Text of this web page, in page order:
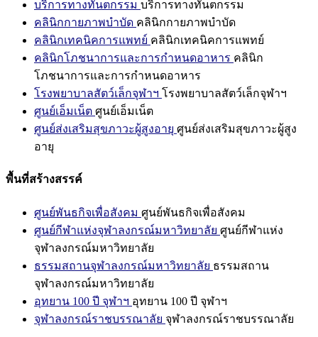
บริการทางทันตกรรม บริการทางทันตกรรม
คลินิกกายภาพบำบัด คลินิกกายภาพบำบัด
คลินิกเทคนิคการแพทย์ คลินิกเทคนิคการแพทย์
คลินิกโภชนาการและการกำหนดอาหาร คลินิก
โภชนาการและการกำหนดอาหาร
โรงพยาบาลสัตว์เล็กจุฬาฯ โรงพยาบาลสัตว์เล็กจุฬาฯ
ศูนย์เอ็มเน็ต ศูนย์เอ็มเน็ต
ศูนย์ส่งเสริมสุขภาวะผู้สูงอายุ ศูนย์ส่งเสริมสุขภาวะผู้สูง
อายุ
พื้นที่สร้างสรรค์
ศูนย์พันธกิจเพื่อสังคม ศูนย์พันธกิจเพื่อสังคม
ศูนย์กีฬาแห่งจุฬาลงกรณ์มหาวิทยาลัย ศูนย์กีฬาแห่ง
จุฬาลงกรณ์มหาวิทยาลัย
ธรรมสถานจุฬาลงกรณ์มหาวิทยาลัย ธรรมสถาน
จุฬาลงกรณ์มหาวิทยาลัย
อุทยาน 100 ปี จุฬาฯ อุทยาน 100 ปี จุฬาฯ
จุฬาลงกรณ์ราชบรรณาลัย จุฬาลงกรณ์ราชบรรณาลัย